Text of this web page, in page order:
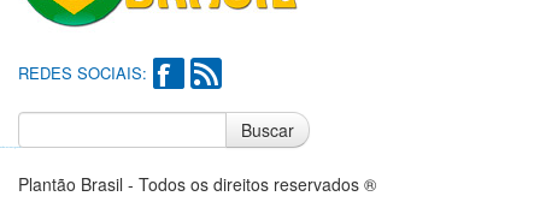
REDES SOCIAIS:
Buscar
Plantão Brasil - Todos os direitos reservados ®